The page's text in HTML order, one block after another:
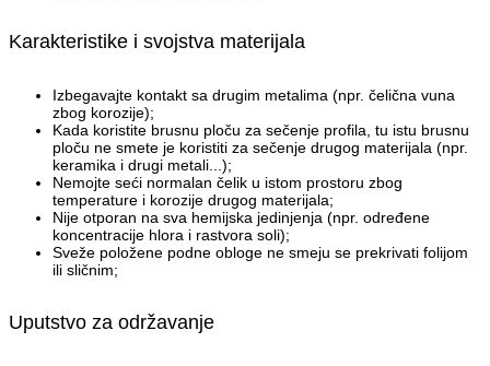
Karakteristike i svojstva materijala
Izbegavajte kontakt sa drugim metalima (npr. čelična vuna
zbog korozije);
Kada koristite brusnu ploču za sečenje profila, tu istu brusnu
ploču ne smete je koristiti za sečenje drugog materijala (npr.
keramika i drugi metali...);
Nemojte seći normalan čelik u istom prostoru zbog
temperature i korozije drugog materijala;
Nije otporan na sva hemijska jedinjenja (npr. određene
koncentracije hlora i rastvora soli);
Sveže položene podne obloge ne smeju se prekrivati folijom
ili sličnim;
Uputstvo za održavanje